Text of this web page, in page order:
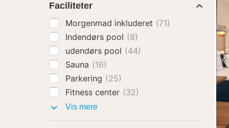
Faciliteter
Morgenmad inkluderet (71)
Indendørs pool (8)
udendørs pool (44)
Sauna (16)
Parkering (25)
Fitness center (32)
Vis mereFaciliteter